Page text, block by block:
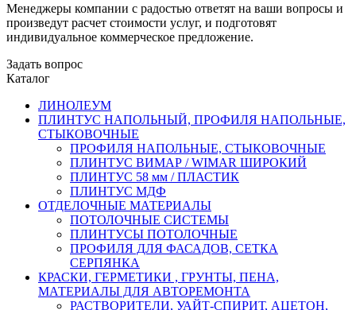
Менеджеры компании с радостью ответят на ваши вопросы и
произведут расчет стоимости услуг, и подготовят
индивидуальное коммерческое предложение.
Задать вопрос
Каталог
ЛИНОЛЕУМ
ПЛИНТУС НАПОЛЬНЫЙ, ПРОФИЛЯ НАПОЛЬНЫЕ,
СТЫКОВОЧНЫЕ
ПРОФИЛЯ НАПОЛЬНЫЕ, СТЫКОВОЧНЫЕ
ПЛИНТУС ВИМАР / WIMAR ШИРОКИЙ
ПЛИНТУС 58 мм / ПЛАСТИК
ПЛИНТУС МДФ
ОТДЕЛОЧНЫЕ МАТЕРИАЛЫ
ПОТОЛОЧНЫЕ СИСТЕМЫ
ПЛИНТУСЫ ПОТОЛОЧНЫЕ
ПРОФИЛЯ ДЛЯ ФАСАДОВ, СЕТКА
СЕРПЯНКА
КРАСКИ, ГЕРМЕТИКИ , ГРУНТЫ, ПЕНА,
МАТЕРИАЛЫ ДЛЯ АВТОРЕМОНТА
РАСТВОРИТЕЛИ, УАЙТ-СПИРИТ, АЦЕТОН,